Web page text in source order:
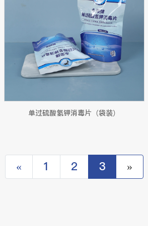
单过硫酸氢钾消毒片（袋装）
« 1 2 3 »